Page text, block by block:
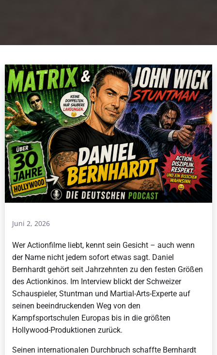
Juni 2, 2026
Wer Actionfilme liebt, kennt sein Gesicht – auch wenn
der Name nicht jedem sofort etwas sagt. Daniel
Bernhardt gehört seit Jahrzehnten zu den festen Größen
des Actionkinos. Im Interview blickt der Schweizer
Schauspieler, Stuntman und Martial-Arts-Experte auf
seinen beeindruckenden Weg von den
Kampfsportschulen Europas bis in die größten
Hollywood-Produktionen zurück.
Seinen internationalen Durchbruch schaffte Bernhardt